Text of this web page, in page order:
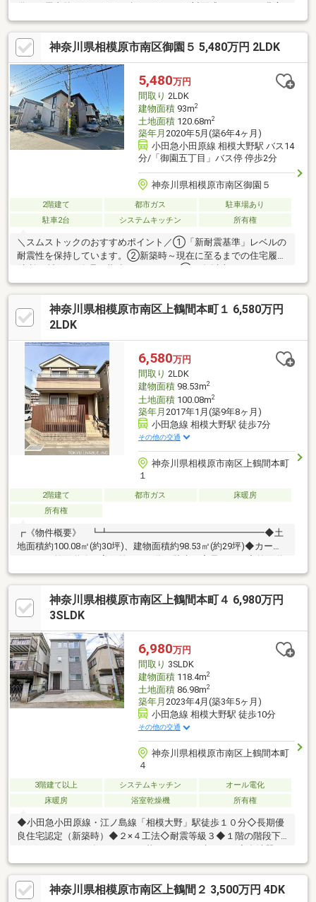
な収納を備え、家事動線を考慮した使いやすい間取り■2階リビン
グならではの明るさと、外からの視線が気になりにくい開放的な
住空間■光触媒タイル「キラテック」を採用。セルフクリーニン
グ効果により、美しい外観を保ちやすい仕様【周辺環境のおすす
めポイント】■ローソンストア100相模原栄町：徒歩7分 ■ライフ
相模原若松店：徒歩8分■クリエイトSD相模原東大沼店：徒歩11
分お気軽にお問い合わせください。
神奈川県相模原市南区御園５ 5,480万円 2LDK
5,480万円
間取り 2LDK
建物面積93m2
土地面積120.68m2
築年月 2020年5月(築6年4ヶ月)
小田急小田原線 相模大野駅 バス14
分/「御園五丁目」バス停 停歩2分
神奈川県相模原市南区御園５
2階建て 都市ガス
駐車場あり
駐車2台
システムキッチン 所有権
＼スムストックのおすすめポイント／①「新耐震基準」レベルの
耐震性を保持しています。②新築時～現在に至るまでの住宅履歴
スプログラムに対応。住宅購入後もそのまま引き継ぐことが可能
です。物件の詳細情報は、イベント情報欄でもご確認下さい。●
積水ハウス旧分譲地！●北西側・北東側前面道路の幅員は約
5.0m、角地！●神奈川中央交通「御園五丁目」停まで徒歩2分。
→「3LDK」へ間取り変更可能(別途工事費用あり)。●カースペー
スに2台駐車可能(車種制限あり)。
神奈川県相模原市南区上鶴間本町１ 6,580万円
2LDK
6,580万円
間取り 2LDK
建物面積98.53m2
土地面積100.08m2
築年月 2017年1月(築9年8ヶ月)
小田急線 相模大野駅 徒歩7分
その他の交通
神奈川県相模原市南区上鶴間本町
１
2階建て 都市ガス
床暖房
所有権
┏《物件概要》 ┗┻━━━━━━━━━━━━━━━━━◆土
地面積約100.08㎡(約30坪)、建物面積約98.53㎡(約29坪)◆カース
路が交通量が少ない為、小さなお子様のいるご家庭も安心です。
◆LD部分に床暖房、キッチンに食器洗乾燥機、浴室に換気乾燥暖
房機があります。◆各居室に収納、LDK部分に約1.0畳の収納、パ
ントリー、約5.3畳の小屋裏収納があり、収納豊富です。◆全居室
変更可能です。(別途工事費用がかかります)
神奈川県相模原市南区上鶴間本町４ 6,980万円
3SLDK
6,980万円
間取り 3SLDK
建物面積118.4m2
土地面積86.98m2
築年月 2023年4月(築3年5ヶ月)
小田急線 相模大野駅 徒歩10分
その他の交通
神奈川県相模原市南区上鶴間本町
４
3階建て以上 システムキッチン
オール電化
床暖房
浴室乾燥機 所有権
◆小田急小田原線・江ノ島線「相模大野」駅徒歩１０分◇長期優
良住宅認定（新築時）◆２×４工法◇耐震等級３◆１階の階段下
浴室乾燥機付きで設備も充実◆各居室の収納以外に納戸×２や壁
面収納など収納も豊富です。◇玄関には約２．２㎡のシューズク
ローゼット有、玄関がスッキリして見えます。◆室内の壁紙はア
神奈川県相模原市南区上鶴間２ 3,500万円 4DK